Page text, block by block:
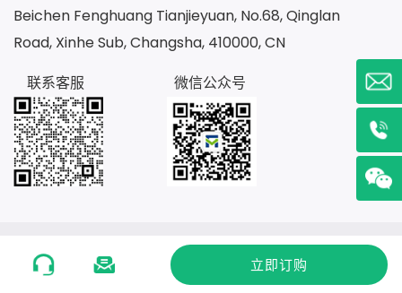
立即订购
Beichen Fenghuang Tianjieyuan, No.68, Qinglan
Road, Xinhe Sub, Changsha, 410000, CN
联系客服
微信公众号
湖南贝哲斯信息咨询有限公司 湘ICP备
19025615号-1
湘公网安备 43010502001462 号